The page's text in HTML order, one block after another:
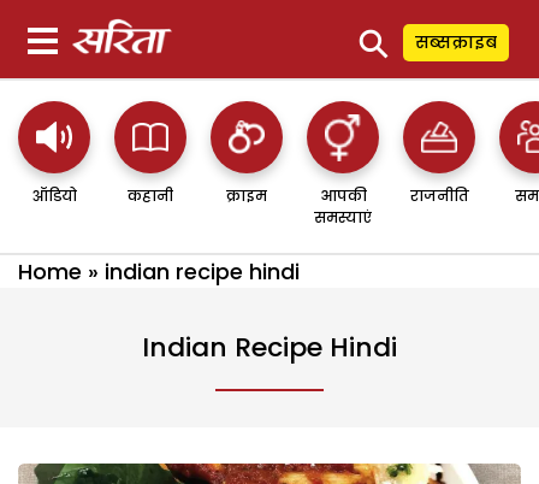
⚲ सब्सक्राइब
ऑडियो कहानी क्राइम
आपकी
समस्याएं
राजनीति
Home » indian recipe hindi
Indian Recipe Hindi